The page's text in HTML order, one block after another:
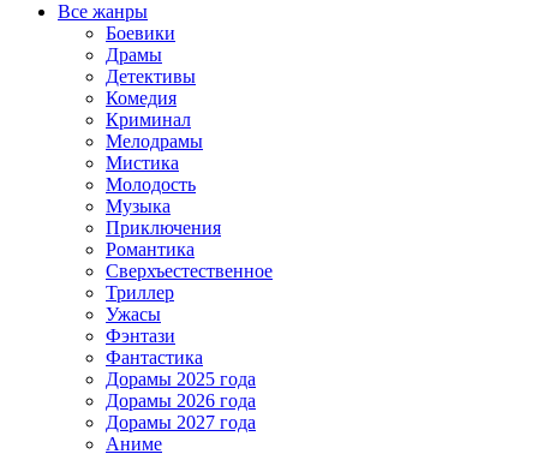
Все жанры
Боевики
Драмы
Детективы
Комедия
Криминал
Мелодрамы
Мистика
Молодость
Музыка
Приключения
Романтика
Сверхъестественное
Триллер
Ужасы
Фэнтази
Фантастика
Дорамы 2025 года
Дорамы 2026 года
Дорамы 2027 года
Аниме